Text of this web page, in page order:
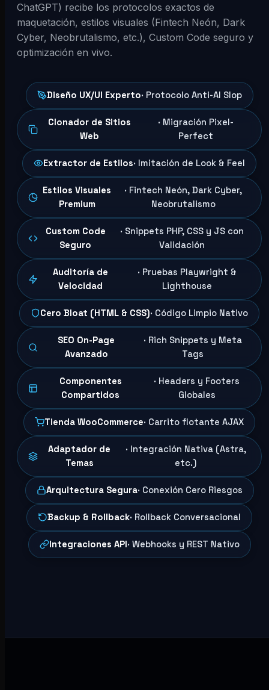
ChatGPT) recibe los protocolos exactos de
maquetación, estilos visuales (Fintech Neón, Dark
Cyber, Neobrutalismo, etc.), Custom Code seguro y
optimización en vivo.
Diseño UX/UI Experto· Protocolo Anti-AI Slop
Clonador de Sitios
Web
· Migración Pixel-
Perfect
Extractor de Estilos· Imitación de Look & Feel
Estilos Visuales
Premium
· Fintech Neón, Dark Cyber,
Neobrutalismo
Custom Code
Seguro
· Snippets PHP, CSS y JS con
Validación
Auditoría de
Velocidad
· Pruebas Playwright &
Lighthouse
Cero Bloat (HTML & CSS)· Código Limpio Nativo
SEO On-Page
Avanzado
· Rich Snippets y Meta
Tags
Componentes
Compartidos
· Headers y Footers
Globales
Tienda WooCommerce· Carrito flotante AJAX
Adaptador de
Temas
· Integración Nativa (Astra,
etc.)
Arquitectura Segura· Conexión Cero Riesgos
Backup & Rollback· Rollback Conversacional
Integraciones API· Webhooks y REST Nativo